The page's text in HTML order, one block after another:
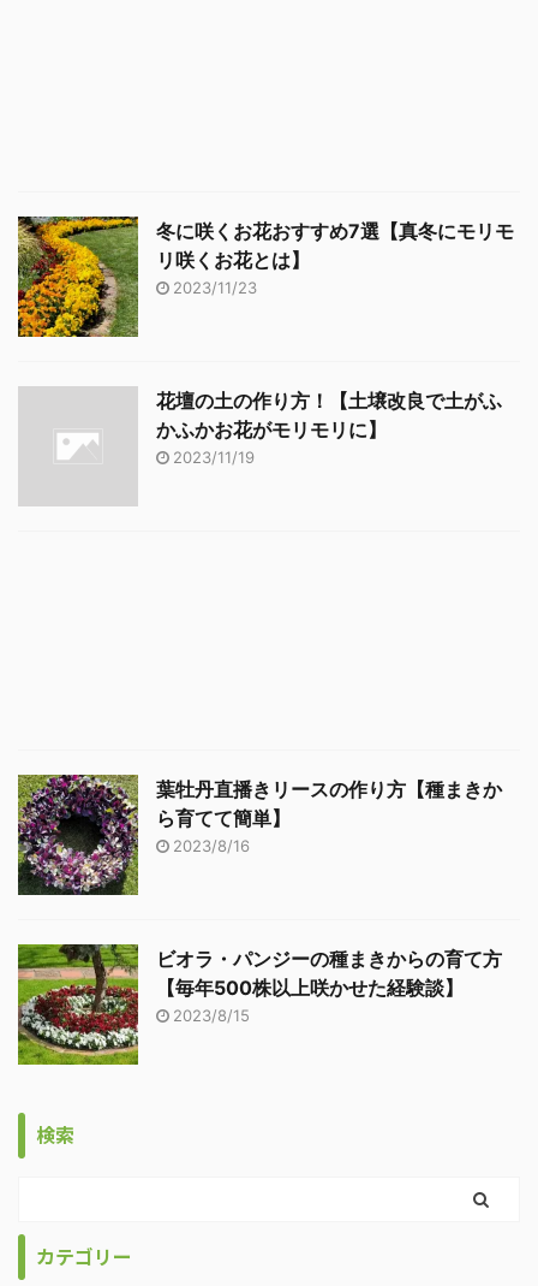
冬に咲くお花おすすめ7選【真冬にモリモ
リ咲くお花とは】
2023/11/23
花壇の土の作り方！【土壌改良で土がふ
かふかお花がモリモリに】
2023/11/19
葉牡丹直播きリースの作り方【種まきか
ら育てて簡単】
2023/8/16
ビオラ・パンジーの種まきからの育て方
【毎年500株以上咲かせた経験談】
2023/8/15
検索
カテゴリー